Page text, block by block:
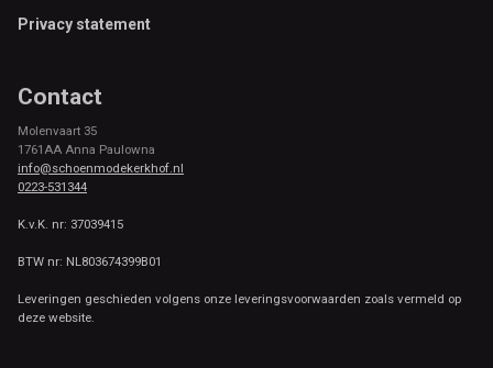
Privacy statement
Contact
Molenvaart 35
1761AA Anna Paulowna
info@schoenmodekerkhof.nl
0223-531344
K.v.K. nr: 37039415
BTW nr: NL803674399B01
Leveringen geschieden volgens onze leveringsvoorwaarden zoals vermeld op
deze website.